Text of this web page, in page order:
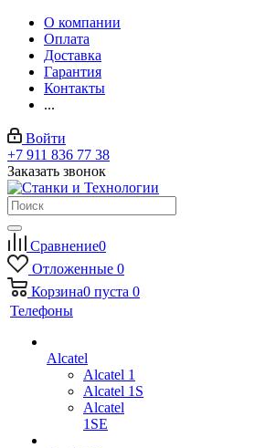
О компании
Оплата
Доставка
Гарантия
Контакты
...
Войти
+7 911 836 77 38
Заказать звонок
Сравнение0
Отложенные 0
Корзина0 пуста 0
Телефоны
Alcatel
Alcatel 1
Alcatel 1S
Alcatel
1SE